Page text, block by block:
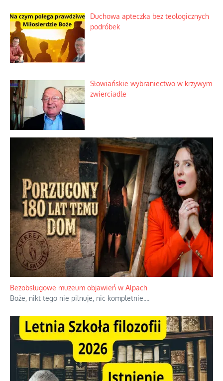
Duchowa apteczka bez teologicznych
podróbek
Słowiańskie wybraniectwo w krzywym
zwierciadle